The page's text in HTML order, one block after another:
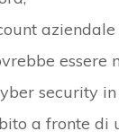
aziendale
essere
security
a fronte di